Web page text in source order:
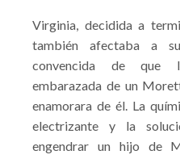
Virginia, decidida a
también afectaba a
convencida de que
embarazada de un
enamorara de él. La
electrizante y la
engendrar un hijo de